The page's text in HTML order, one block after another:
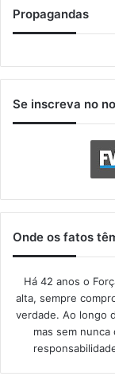
Propagandas
Se inscreva no
Onde os fatos
Há 42 anos o
alta, sempre
verdade. Ao longo
mas sem